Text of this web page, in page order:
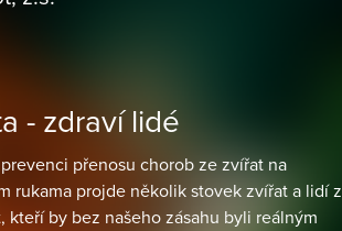
- zdraví lidé
přenosu chorob ze zvířat na
rukama projde několik stovek zvířat a lidí z
by bez našeho zásahu byli reálným